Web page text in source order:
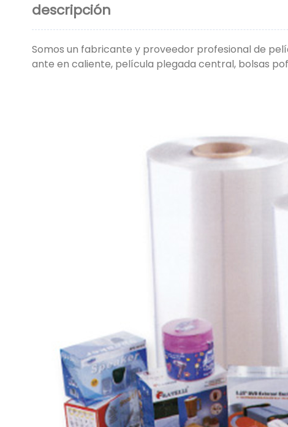
descripción
Somos un fabricante y proveedor profesional de
ante en caliente, película plegada central, bolsas